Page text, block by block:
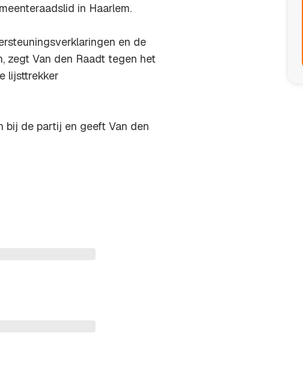
in Haarlem.
en de
zegt Van den Raadt tegen het
lijsttrekker
bij de partij en geeft Van den